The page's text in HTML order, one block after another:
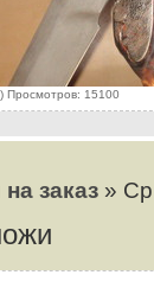
Просмотров: 15100
заказ »